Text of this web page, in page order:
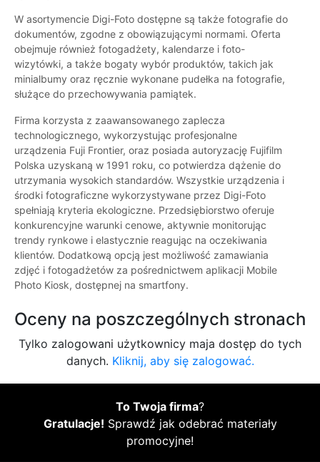
W asortymencie Digi-Foto dostępne są także fotografie do
dokumentów, zgodne z obowiązującymi normami. Oferta
obejmuje również fotogadżety, kalendarze i foto-
wizytówki, a także bogaty wybór produktów, takich jak
minialbumy oraz ręcznie wykonane pudełka na fotografie,
służące do przechowywania pamiątek.
Firma korzysta z zaawansowanego zaplecza
technologicznego, wykorzystując profesjonalne
urządzenia Fuji Frontier, oraz posiada autoryzację Fujifilm
Polska uzyskaną w 1991 roku, co potwierdza dążenie do
utrzymania wysokich standardów. Wszystkie urządzenia i
środki fotograficzne wykorzystywane przez Digi-Foto
spełniają kryteria ekologiczne. Przedsiębiorstwo oferuje
konkurencyjne warunki cenowe, aktywnie monitorując
trendy rynkowe i elastycznie reagując na oczekiwania
klientów. Dodatkową opcją jest możliwość zamawiania
zdjęć i fotogadżetów za pośrednictwem aplikacji Mobile
Photo Kiosk, dostępnej na smartfony.
Oceny na poszczególnych stronach
Tylko zalogowani użytkownicy maja dostęp do tych
danych. Kliknij, aby się zalogować.
To Twoja firma?
Gratulacje! Sprawdź jak odebrać materiały
promocyjne!